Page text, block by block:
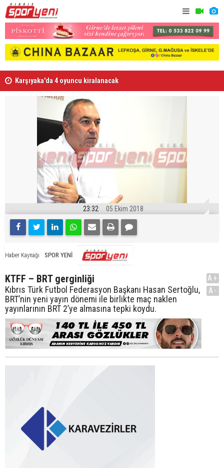
Karşıyaka'da 4 oyuncu kiralanacak
23:32 05 Ekim 2018
Haber Kaynağı SPOR YENİ
KTFF – BRT gerginliği
Kıbrıs Türk Futbol Federasyon Başkanı Hasan Sertoğlu,
BRT’nin yeni yayın dönemi ile birlikte maç naklen
yayınlarının BRT 2’ye almasına tepki koydu.
A+
A-